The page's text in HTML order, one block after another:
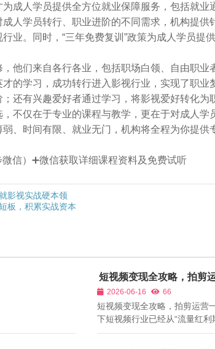
成人学员提供全方位就业保障服务，包括就业
人学员转行、职业进阶的不同需求，机构提供
业。同时，“三年免费复训”政策为成人学员提
他们来自各行各业，包括职场白领、自由职业
的学习，成功转行进入影视行业，实现了职业
还有兴趣爱好者通过学习，将影视爱好转化为
不仅在于专业的课程与教学，更在于对成人学
、时间有限、就业无门，机构将全程为你提供
信）➕微信获取详细课程资料及免费试听
影视实战硬本领
板，积累实战资本
短视频变现全攻略，拍剪
教学2026-06-16 66
短视频变现全攻略，拍剪运营
下短视频行业已经从“流量红利
期”，越来越多的人意识到，